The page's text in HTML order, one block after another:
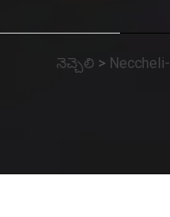
నెచ్చెలి >